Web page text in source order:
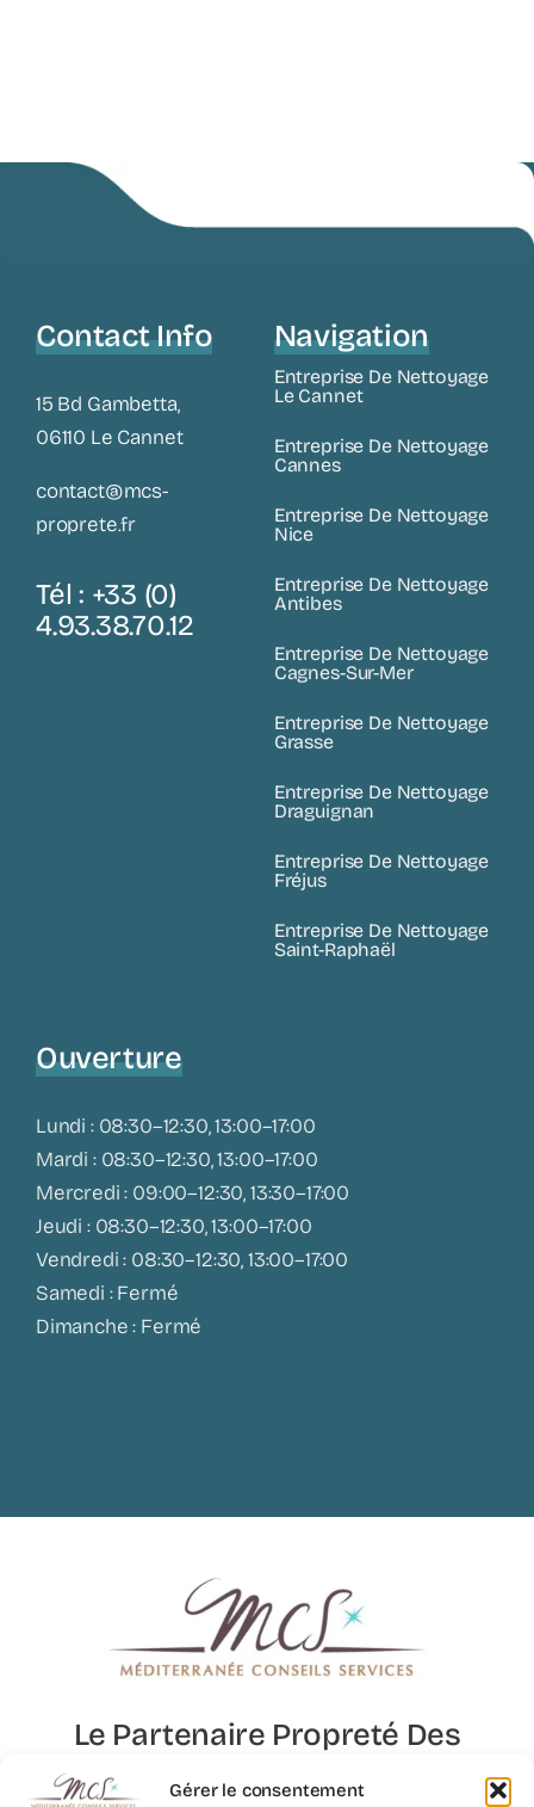
Gérer le consentement
Contact Info
15 Bd Gambetta,
06110 Le Cannet
contact@mcs-
proprete.fr
Tél : +33 (0)
4.93.38.70.12
Ouverture
Lundi : 08:30–12:30, 13:00–17:00
Mardi : 08:30–12:30, 13:00–17:00
Mercredi : 09:00–12:30, 13:30–17:00
Jeudi : 08:30–12:30, 13:00–17:00
Vendredi : 08:30–12:30, 13:00–17:00
Samedi : Fermé
Dimanche : Fermé
Navigation
Entreprise De Nettoyage
Le Cannet
Entreprise De Nettoyage
Cannes
Entreprise De Nettoyage
Nice
Entreprise De Nettoyage
Antibes
Entreprise De Nettoyage
Cagnes-Sur-Mer
Entreprise De Nettoyage
Grasse
Entreprise De Nettoyage
Draguignan
Entreprise De Nettoyage
Fréjus
Entreprise De Nettoyage
Saint-Raphaël
Le Partenaire Propreté Des
Lieux D’exception